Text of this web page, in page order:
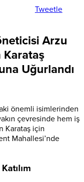
Tweetle
Arzu
Karataş
Uğurlandı
önemli isimlerinden
çevresinde hem iş
Karataş için
Mahallesi’nde